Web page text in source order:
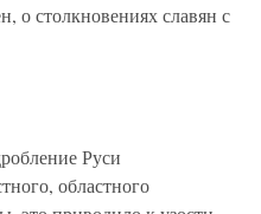
о столкновениях славян с
Руси
областного